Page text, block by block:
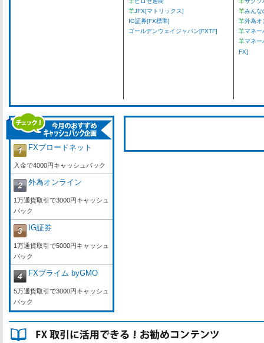
羊JFX[マトリックス]
IG証券[FX標準]
ゴールデンウェイジャパン[FXTF]
羊みんな
羊外為オ
羊マネー
羊マネー
FX]
FXブロードネット
入金で4000円キャッシュバック
外為オンライン
1万通貨取引で3000円キャッシュ
バック
IG証券
1万通貨取引で5000円キャッシュ
バック
FXプライム byGMO
5万通貨取引で3000円キャッシュ
バック